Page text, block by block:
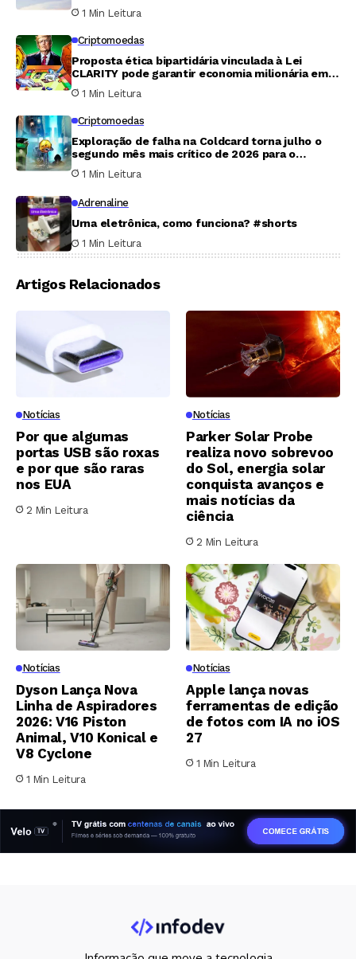
1 Min Leitura
Criptomoedas
Proposta ética bipartidária vinculada à Lei
CLARITY pode garantir economia milionária em
tributos para Trump
1 Min Leitura
Criptomoedas
Exploração de falha na Coldcard torna julho o
segundo mês mais crítico de 2026 para o
mercado cripto
1 Min Leitura
Adrenaline
Urna eletrônica, como funciona? #shorts
1 Min Leitura
Artigos Relacionados
Notícias
Por que algumas
portas USB são roxas
e por que são raras
nos EUA
2 Min Leitura
Notícias
Parker Solar Probe
realiza novo sobrevoo
do Sol, energia solar
conquista avanços e
mais notícias da
ciência
2 Min Leitura
Notícias
Dyson Lança Nova
Linha de Aspiradores
2026: V16 Piston
Animal, V10 Konical e
V8 Cyclone
1 Min Leitura
Notícias
Apple lança novas
ferramentas de edição
de fotos com IA no iOS
27
1 Min Leitura